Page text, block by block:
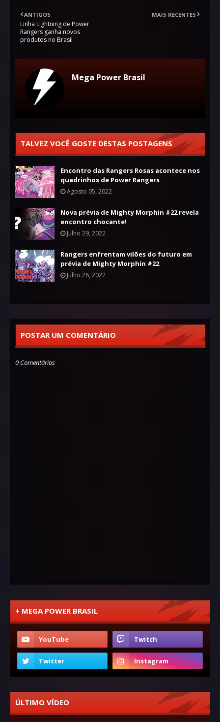
MAIS RECENTES
ANTIGOS
Linha Lightning de Power
Rangers ganha novos
produtos no Brasil
Mega Power Brasil
TALVEZ VOCÊ GOSTE DESTAS POSTAGENS
Encontro das Rangers Rosas acontece nos
quadrinhos de Power Rangers
Agosto 05, 2022
Nova prévia de Mighty Morphin #22 revela
encontro chocante!
Julho 29, 2022
Rangers enfrentam vilões do futuro em
prévia de Mighty Morphin #22
Julho 26, 2022
POSTAR UM COMENTÁRIO
0 Comentários
+ MEGA POWER BRASIL
ÚLTIMO VÍDEO